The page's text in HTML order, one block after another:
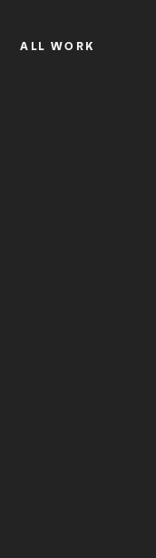
ALL WORK